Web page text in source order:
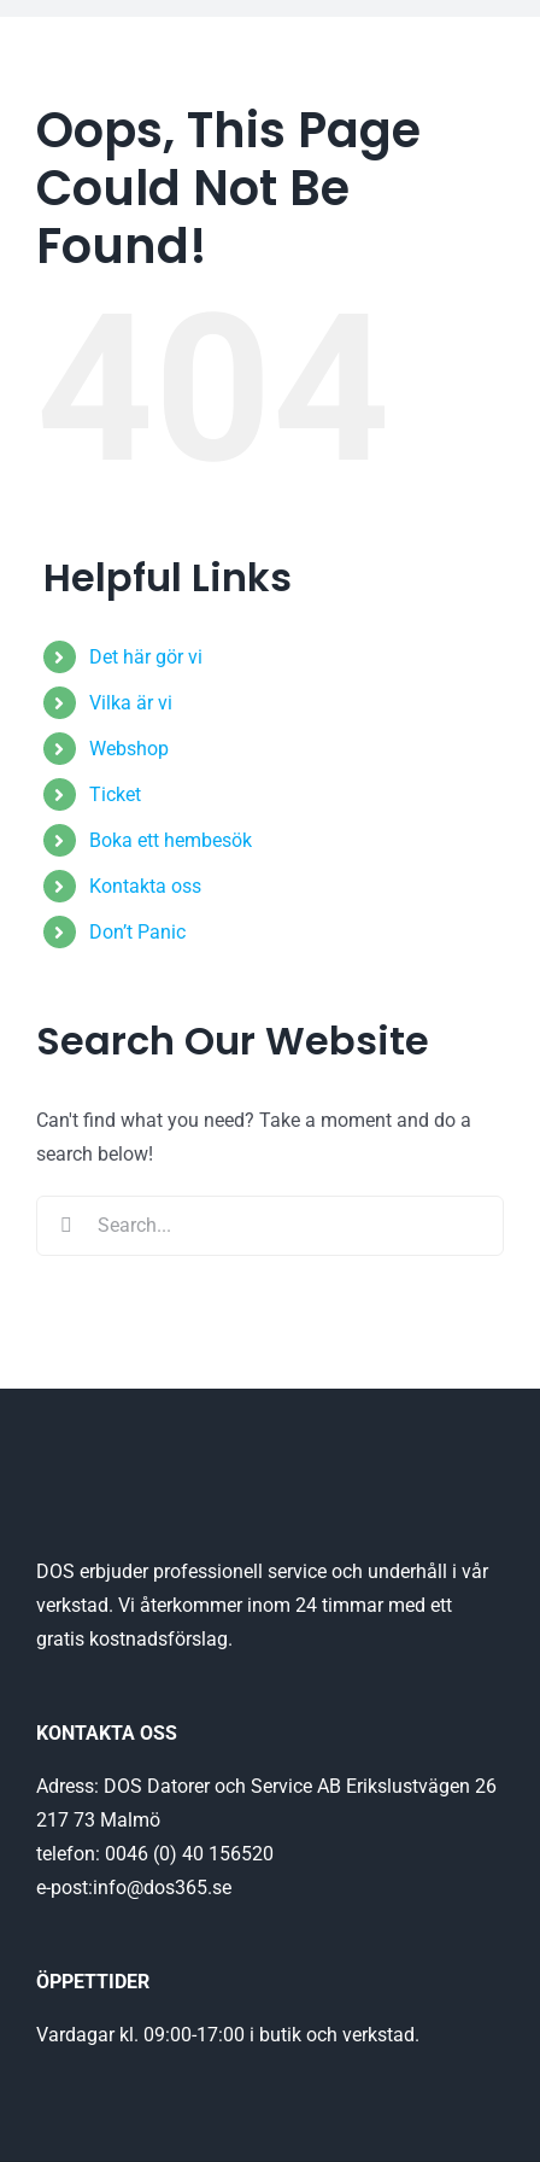
Oops, This Page
Could Not Be
Found!
Helpful Links
Det här gör vi
Vilka är vi
Webshop
Ticket
Boka ett hembesök
Kontakta oss
Don’t Panic
Search Our Website
Can't find what you need? Take a moment and do a
search below!
DOS erbjuder professionell service och underhåll i vår
verkstad. Vi återkommer inom 24 timmar med ett
gratis kostnadsförslag.
KONTAKTA OSS
Adress: DOS Datorer och Service AB Erikslustvägen 26
217 73 Malmö
telefon: 0046 (0) 40 156520
e-post:info@dos365.se
ÖPPETTIDER
Vardagar kl. 09:00-17:00 i butik och verkstad.